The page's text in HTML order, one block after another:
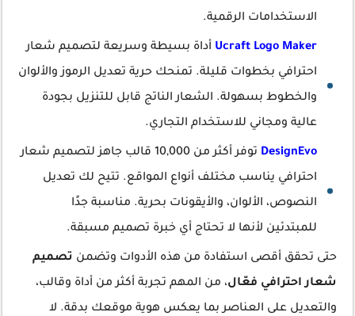
الاستخدامات الرقمية.
Ucraft Logo Maker أداة بسيطة وسريعة لتصميم شعار
احترافي بخطوات قليلة. تمنحك حرية تعديل الرموز والألوان
والخطوط بسهولة. الشعار الناتج قابل للتنزيل بجودة
عالية ومجاني للاستخدام التجاري.
DesignEvo
توفر أكثر من 10,000 قالب جاهز لتصميم شعار
احترافي يناسب مختلف أنواع المواقع. تتيح لك تعديل
النصوص، الألوان، والأيقونات بحرية. مناسبة جدًا
للمبتدئين لأنها لا تحتاج أي خبرة تصميم مسبقة.
حتى تحقق أقصى استفادة من هذه الأدوات وتضمن تصميم
شعار احترافي فعّال، من المهم تجربة أكثر من أداة وقالب،
والتعديل على العناصر بما يعكس هوية موقعك بدقة. لا